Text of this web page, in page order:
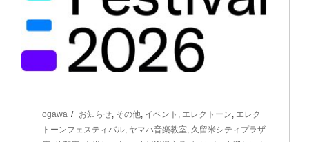
ogawa お知らせ, その他, イベント , エレクトーン, エレク
トーンフェスティバル, ヤマハ音楽教室, 久留米シティプラザ